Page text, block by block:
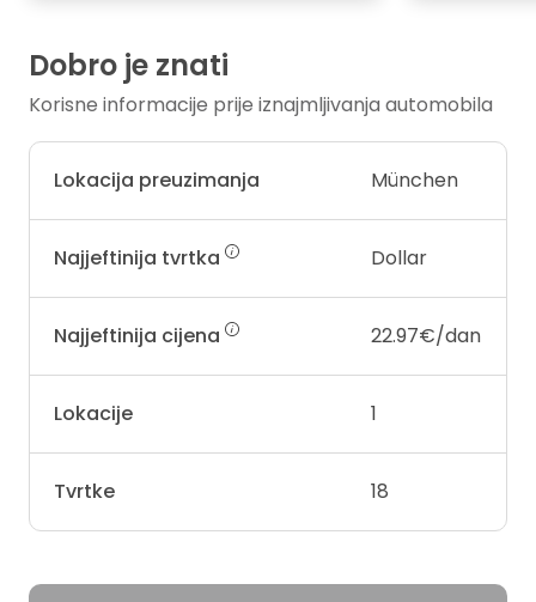
Dobro je znati
Korisne informacije prije iznajmljivanja automobila
Lokacija preuzimanja München
Najjeftinija tvrtka Dollar
Najjeftinija cijena 22.97€/dan
Lokacije 1
Tvrtke 18